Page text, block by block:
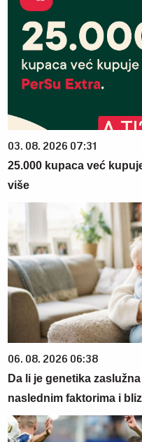
03. 08. 2026 07:31
25.000 kupaca već
više
06. 08. 2026 06:38
Da li je genetika
naslednim faktorima i